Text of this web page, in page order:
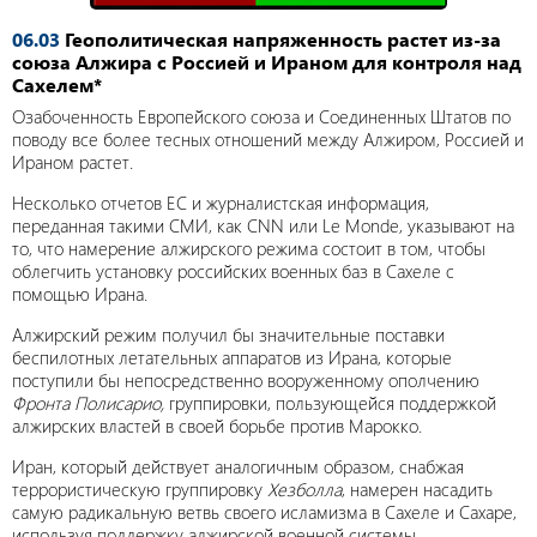
06.03 Геополитическая напряженность растет из-за
союза Алжира с Россией и Ираном для контроля над
Сахелем*
Озабоченность Европейского союза и Соединенных Штатов по
поводу все более тесных отношений между Алжиром, Россией и
Ираном растет.
Несколько отчетов ЕС и журналистская информация,
переданная такими СМИ, как CNN или Le Monde, указывают на
то, что намерение алжирского режима состоит в том, чтобы
облегчить установку российских военных баз в Сахеле с
помощью Ирана.
Алжирский режим получил бы значительные поставки
беспилотных летательных аппаратов из Ирана, которые
поступили бы непосредственно вооруженному ополчению
Фронта Полисарио, группировки, пользующейся поддержкой
алжирских властей в своей борьбе против Марокко.
Иран, который действует аналогичным образом, снабжая
террористическую группировку Хезболла, намерен насадить
самую радикальную ветвь своего исламизма в Сахеле и Сахаре,